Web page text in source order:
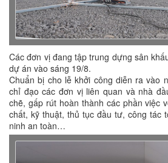
Các đơn vị đang tập trung dựng sân
dự án vào sáng 19/8.
Chuẩn bị cho lễ khởi công diễn ra vào
chỉ đạo các đơn vị liên quan và nhà
chẽ, gấp rút hoàn thành các phần việc
chất, kỹ thuật, thủ tục đầu tư, công tác
ninh an toàn…